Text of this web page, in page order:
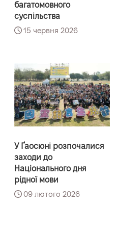
багатомовного
суспільства
15 червня 2026
У Ґаосюні розпочалися
заходи до
Національного дня
рідної мови
09 лютого 2026